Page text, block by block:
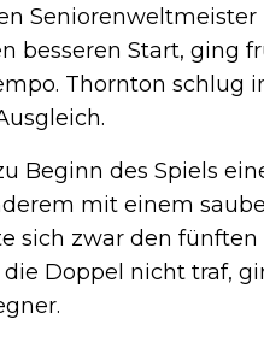
besseren Start, ging
Thornton schlug
Beginn des Spiels
mit einem
sich zwar den
Doppel nicht traf,